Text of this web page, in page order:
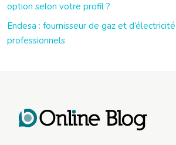
option selon votre profil ?
Endesa : fournisseur de gaz et
professionnels